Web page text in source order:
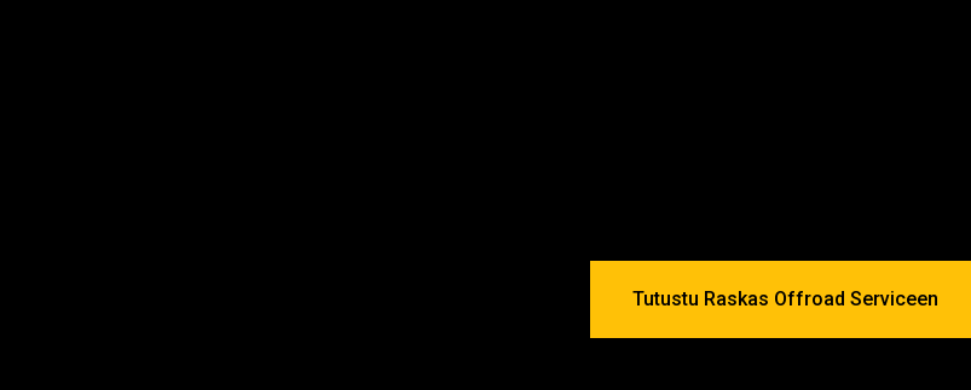
Tutustu Raskas Offroad Serviceen